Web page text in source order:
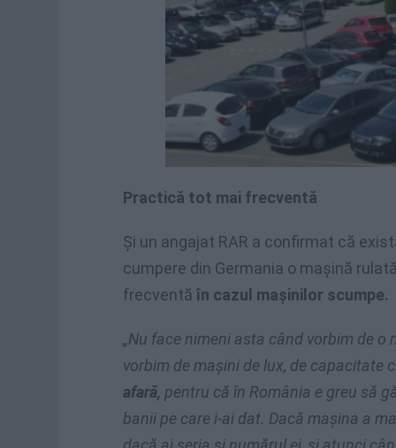
Practică tot mai frecventă
Şi un angajat RAR a confirmat că
cumpere din Germania o maşină
frecventă în cazul maşinilor scumpe.
„Nu face nimeni asta când vorbim de
vorbim de maşini de lux, de capacitate
afară, pentru că în România e greu să
banii pe care i-ai dat. Dacă maşina a